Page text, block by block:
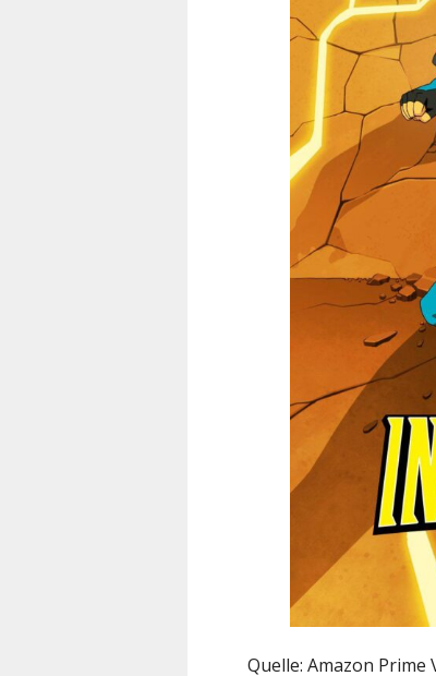
Quelle: Amazon Prime